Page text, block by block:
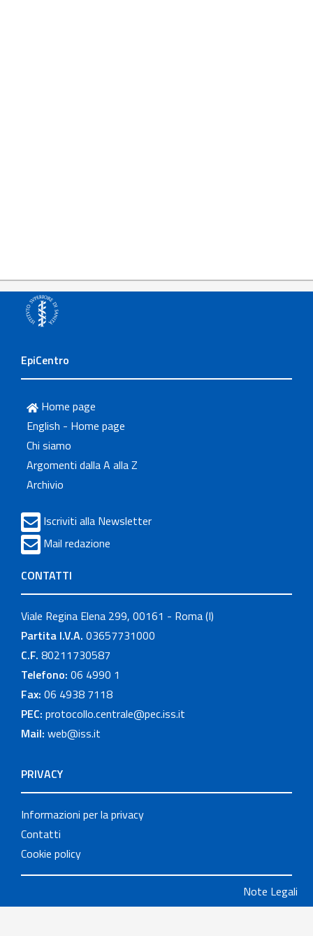
EpiCentro
Home page
English - Home page
Chi siamo
Argomenti dalla A alla Z
Archivio
Iscriviti alla Newsletter
Mail redazione
CONTATTI
Viale Regina Elena 299, 00161 - Roma (I)
Partita I.V.A. 03657731000
C.F. 80211730587
Telefono: 06 4990 1
Fax: 06 4938 7118
PEC: protocollo.centrale@pec.iss.it
Mail: web@iss.it
PRIVACY
Informazioni per la privacy
Contatti
Cookie policy
Note Legali